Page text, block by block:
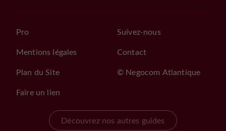
Pro
Mentions légales
Plan du Site
Faire un lien
Suivez-nous
Contact
© Negocom Atlantique
Découvrez nos autres guides